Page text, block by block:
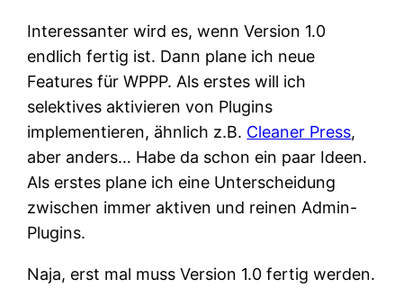
Interessanter wird es, wenn Version 1.0
endlich fertig ist. Dann plane ich neue
Features für WPPP. Als erstes will ich
selektives aktivieren von Plugins
implementieren, ähnlich z.B. Cleaner Press,
aber anders… Habe da schon ein paar Ideen.
Als erstes plane ich eine Unterscheidung
zwischen immer aktiven und reinen Admin-
Plugins.
Naja, erst mal muss Version 1.0 fertig werden.